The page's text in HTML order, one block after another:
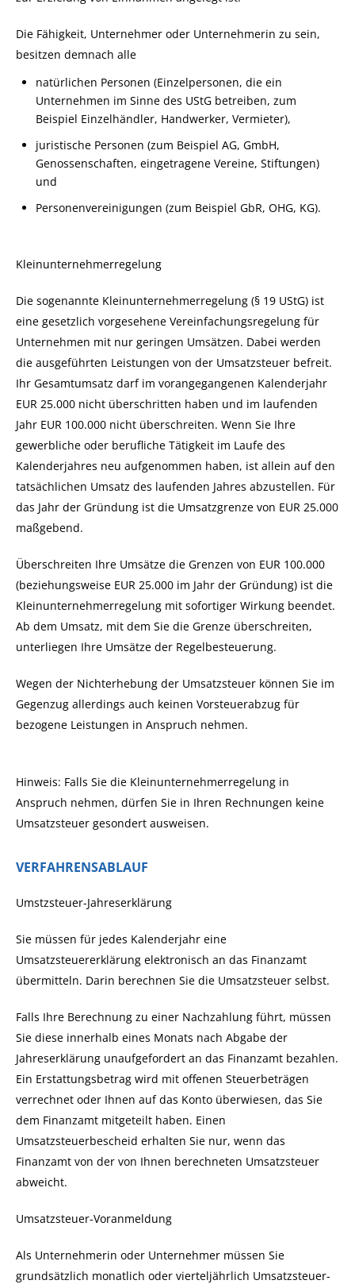
Die Fähigkeit, Unternehmer oder Unternehmerin zu sein,
besitzen demnach alle
natürlichen Personen (Einzelpersonen, die ein
Unternehmen im Sinne des UStG betreiben, zum
Beispiel Einzelhändler, Handwerker, Vermieter),
juristische Personen (zum Beispiel AG, GmbH,
Genossenschaften, eingetragene Vereine, Stiftungen)
und
Personenvereinigungen (zum Beispiel GbR, OHG, KG).
Kleinunternehmerregelung
Die sogenannte Kleinunternehmerregelung (§ 19 UStG) ist
eine gesetzlich vorgesehene Vereinfachungsregelung für
Unternehmen mit nur geringen Umsätzen. Dabei werden
die ausgeführten Leistungen von der Umsatzsteuer befreit.
Ihr Gesamtumsatz darf im vorangegangenen Kalenderjahr
EUR 25.000 nicht überschritten haben und im laufenden
Jahr EUR 100.000 nicht überschreiten. Wenn Sie Ihre
gewerbliche oder berufliche Tätigkeit im Laufe des
Kalenderjahres neu aufgenommen haben, ist allein auf den
tatsächlichen Umsatz des laufenden Jahres abzustellen. Für
das Jahr der Gründung ist die Umsatzgrenze von EUR 25.000
maßgebend.
Überschreiten Ihre Umsätze die Grenzen von EUR 100.000
(beziehungsweise EUR 25.000 im Jahr der Gründung) ist die
Kleinunternehmerregelung mit sofortiger Wirkung beendet.
Ab dem Umsatz, mit dem Sie die Grenze überschreiten,
unterliegen Ihre Umsätze der Regelbesteuerung.
Wegen der Nichterhebung der Umsatzsteuer können Sie im
Gegenzug allerdings auch keinen Vorsteuerabzug für
bezogene Leistungen in Anspruch nehmen.
Hinweis: Falls Sie die Kleinunternehmerregelung in
Anspruch nehmen, dürfen Sie in Ihren Rechnungen keine
Umsatzsteuer gesondert ausweisen.
VERFAHRENSABLAUF
Umstzsteuer-Jahreserklärung
Sie müssen für jedes Kalenderjahr eine
Umsatzsteuererklärung elektronisch an das Finanzamt
übermitteln. Darin berechnen Sie die Umsatzsteuer selbst.
Falls Ihre Berechnung zu einer Nachzahlung führt, müssen
Sie diese innerhalb eines Monats nach Abgabe der
Jahreserklärung unaufgefordert an das Finanzamt bezahlen.
Ein Erstattungsbetrag wird mit offenen Steuerbeträgen
verrechnet oder Ihnen auf das Konto überwiesen, das Sie
dem Finanzamt mitgeteilt haben. Einen
Umsatzsteuerbescheid erhalten Sie nur, wenn das
Finanzamt von der von Ihnen berechneten Umsatzsteuer
abweicht.
Umsatzsteuer-Voranmeldung
Als Unternehmerin oder Unternehmer müssen Sie
grundsätzlich monatlich oder vierteljährlich Umsatzsteuer-